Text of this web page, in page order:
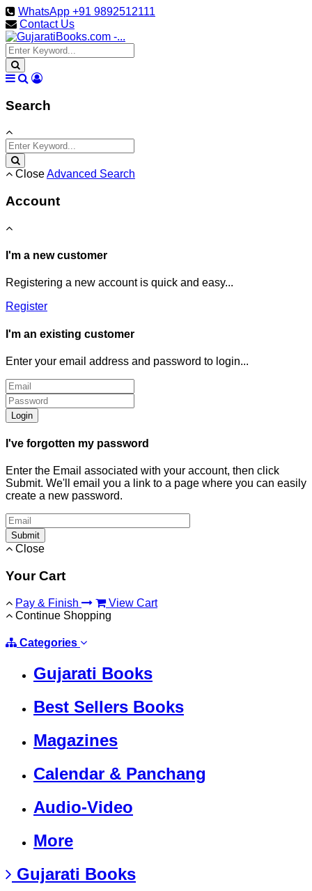
WhatsApp +91 9892512111
Contact Us
Search
CloseAdvanced Search
Account
I'm a new customer
Registering a new account is quick and easy...
Register
I'm an existing customer
Enter your email address and password to login...
Login
I've forgotten my password
Enter the Email associated with your account, then click
Submit. We'll email you a link to a page where you can easily
create a new password.
Submit
Close
Your Cart
Pay & Finish
View Cart
Continue Shopping
Categories
Gujarati Books
Best Sellers Books
Magazines
Calendar & Panchang
Audio-Video
More
Gujarati Books